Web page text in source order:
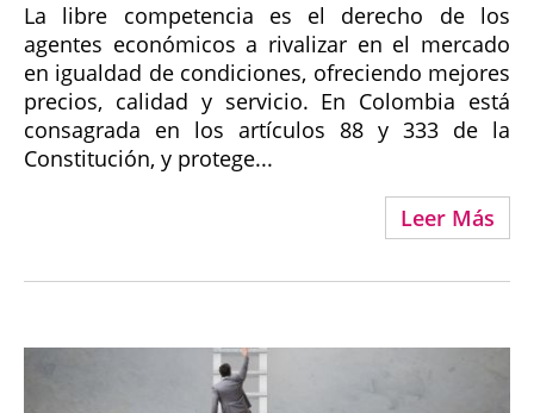
La libre competencia es el derecho de los
agentes económicos a rivalizar en el mercado
en igualdad de condiciones, ofreciendo mejores
precios, calidad y servicio. En Colombia está
consagrada en los artículos 88 y 333 de la
Constitución, y protege...
Leer Más